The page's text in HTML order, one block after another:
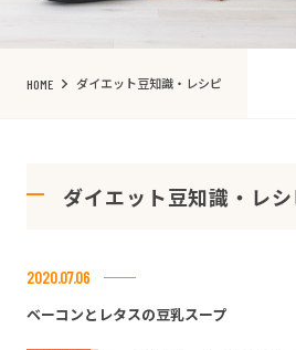
HOME ダイエット豆知識・レシピ
ダイエット豆知識・レ
2020.07.06
ベーコンとレタスの豆乳スープ